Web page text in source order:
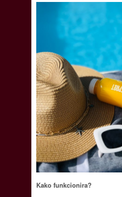
Kako funkcionira?